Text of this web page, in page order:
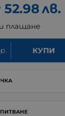
52.98лв.
плащане
КУПИ